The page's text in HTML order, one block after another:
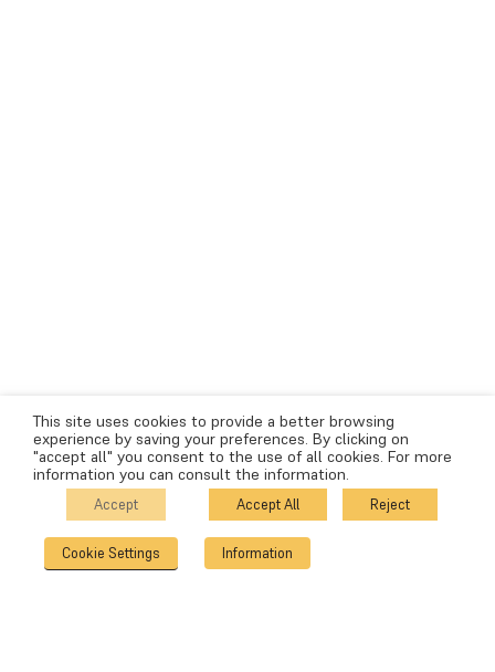
This site uses cookies to provide a better browsing
experience by saving your preferences. By clicking on
"accept all" you consent to the use of all cookies. For more
information you can consult the information.
Accept Accept All Reject
Cookie Settings Information